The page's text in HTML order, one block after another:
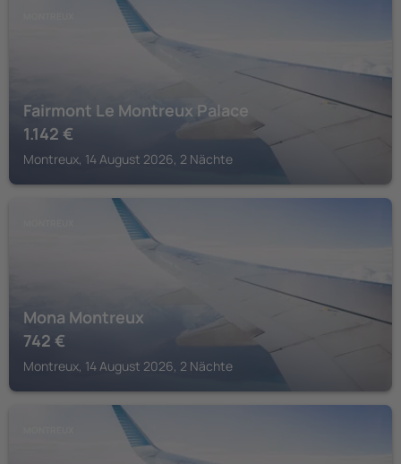
Fairmont Le Montreux Palace
1.142 €
Montreux, 14 August 2026, 2 Nächte
Mona Montreux
742 €
Montreux, 14 August 2026, 2 Nächte